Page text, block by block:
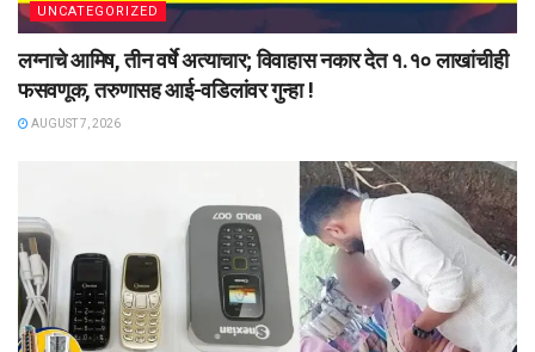
UNCATEGORIZED
लग्नाचे आमिष, तीन वर्षे अत्याचार; विवाहास नकार देत १.१० लाखांचीही
फसवणूक, तरुणासह आई-वडिलांवर गुन्हा !
AUGUST 7, 2026